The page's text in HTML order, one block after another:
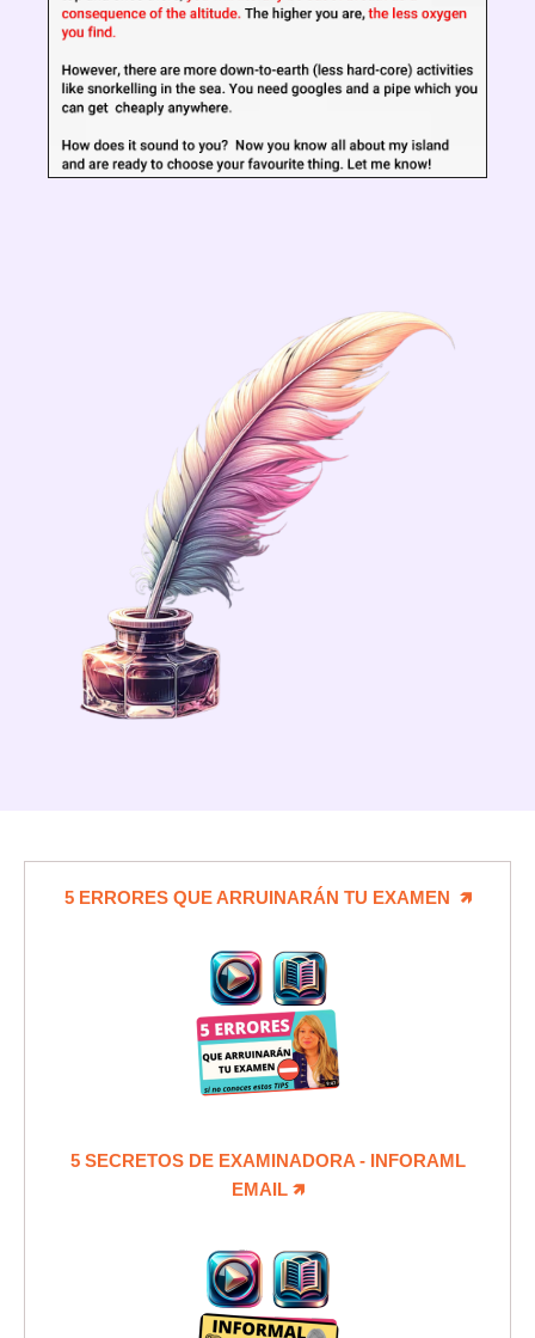
5 ERRORES QUE ARRUINARÁN TU EXAMEN 🡽
5 SECRETOS DE EXAMINADORA - INFORAML
EMAIL🡽